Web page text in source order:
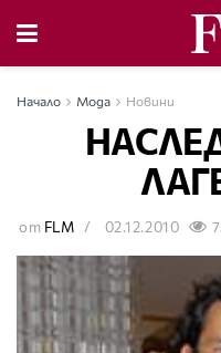
Начало Мода Новини
от FLM 02.12.2010